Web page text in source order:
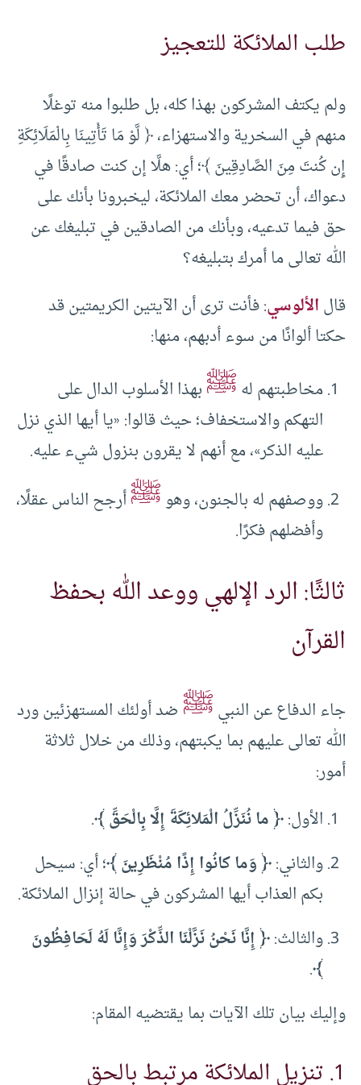
طلب الملائكة للتعجيز
ولم يكتف المشركون بهذا كله، بل طلبوا منه توغلًا
منهم في السخرية والاستهزاء، ﴿ لَّوْ مَا تَأْتِينَا بِالْمَلَائِكَةِ
إِن كُنتَ مِنَ الصَّادِقِينَ ﴾؛ أي: هلَّا إن كنت صادقًا في
دعواك، أن تحضر معك الملائكة، ليخبرونا بأنك على
حق فيما تدعيه، وبأنك من الصادقين في تبليغك عن
الله تعالى ما أمرك بتبليغه؟
قالالألوسي: فأنت ترى أن الآيتين الكريمتين قد
حكتا ألوانًا من سوء أدبهم، منها:
مخاطبتهم لهﷺبهذا الأسلوب الدال على
التهكم والاستخفاف؛ حيث قالوا: «يا أيها الذي نزل
عليه الذكر»، مع أنهم لا يقرون بنزول شيء عليه.
ووصفهم له بالجنون، وهوﷺأرجح الناس عقلًا،
وأفضلهم فكرًا.
ثالثًا: الرد الإلهي ووعد الله بحفظ
القرآن
جاء الدفاع عن النبيﷺ ضد أولئك المستهزئين ورد
الله تعالى عليهم بما يكبتهم، وذلك من خلال ثلاثة
أمور:
الأول:﴿ ما نُنَزِّلُ الْمَلائِكَةَ إِلَّا بِالْحَقِّ ﴾.
والثاني:﴿ وَما كانُوا إِذًا مُنْظَرِينَ ﴾؛ أي: سيحل
بكم العذاب أيها المشركون في حالة إنزال الملائكة.
والثالث:﴿ إِنَّا نَحْنُ نَزَّلْنَا الذِّكْرَ وَإِنَّا لَهُ لَحَافِظُونَ
﴾.
وإليك بيان تلك الآيات بما يقتضيه المقام:
1. تنزيل الملائكة مرتبط بالحق